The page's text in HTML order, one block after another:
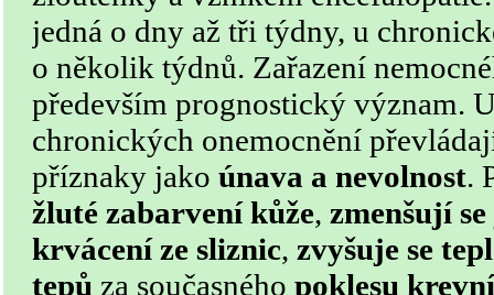
jedná o dny až tři týdny, u
o několik týdnů. Zařazení
především prognostický význam.
chronických onemocnění
příznaky jako únava a nevolnost.
žluté zabarvení kůže, zmenšují
krvácení ze sliznic, zvyšuje se
tepů za současného poklesu